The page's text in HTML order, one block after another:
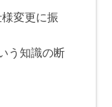
変更に振
う知識の断